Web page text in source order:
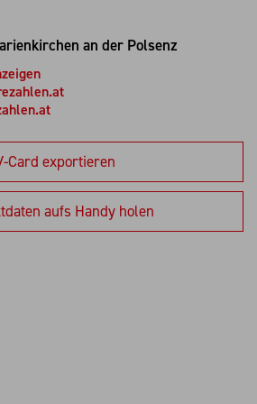
an der Polsenz
Card exportieren
aufs Handy holen